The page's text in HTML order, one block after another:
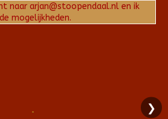
naar arjan@stoopendaal.nl en ik
mogelijkheden.
❯